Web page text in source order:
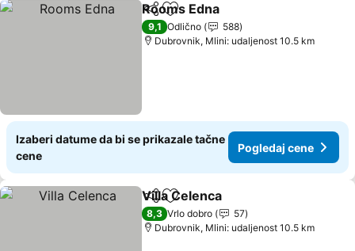
Deli Dodati u favorite
Rooms Edna
9,1 Odlično
588
Dubrovnik, Mlini: udaljenost 10.5 km
Izaberi datume da bi se prikazale tačne
cene
Pogledaj cene
Deli Dodati u favorite
Villa Celenca
8,3 Vrlo dobro
57
Dubrovnik, Mlini: udaljenost 10.5 km